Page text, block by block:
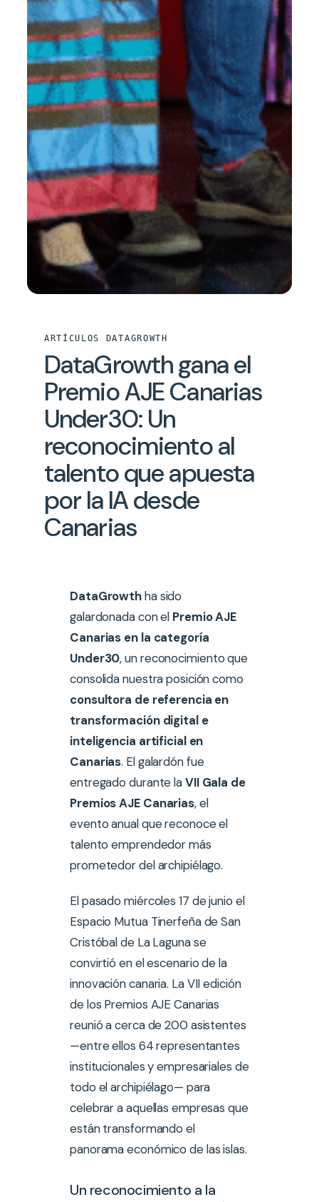
ARTÍCULOS DATAGROWTH
DataGrowth gana el
Premio AJE Canarias
Under30: Un
reconocimiento al
talento que apuesta
por la IA desde
Canarias
DataGrowthha sido
galardonada con el Premio AJE
Canarias en la categoría
Under30, un reconocimiento que
consolida nuestra posición como
consultora de referencia en
transformación digital e
inteligencia artificial en
Canarias. El galardón fue
entregado durante laVII Gala de
Premios AJE Canarias, el
evento anual que reconoce el
talento emprendedor más
prometedor del archipiélago.
El pasado miércoles 17 de junio el
Espacio Mutua Tinerfeña de San
Cristóbal de La Laguna se
convirtió en el escenario de la
innovación canaria. La VII edición
de los Premios AJE Canarias
reunió a cerca de 200 asistentes
—entre ellos 64 representantes
institucionales y empresariales de
todo el archipiélago— para
celebrar a aquellas empresas que
están transformando el
panorama económico de las islas.
Un reconocimiento a la